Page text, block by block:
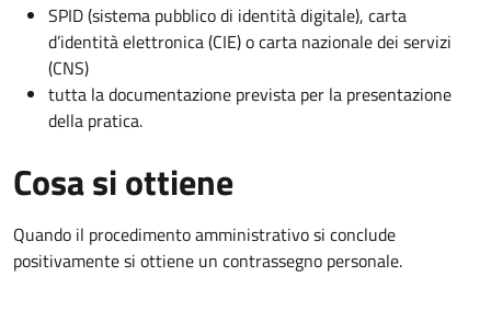
SPID (sistema pubblico di identità digitale), carta
d’identità elettronica (CIE) o carta nazionale dei servizi
(CNS)
tutta la documentazione prevista per la presentazione
della pratica.
Cosa si ottiene
Quando il procedimento amministrativo si conclude
positivamente si ottiene un contrassegno personale.